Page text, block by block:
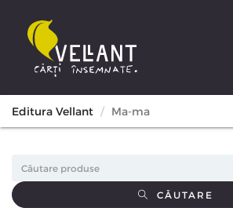
Editura Vellant Ma-ma
CĂUTARE